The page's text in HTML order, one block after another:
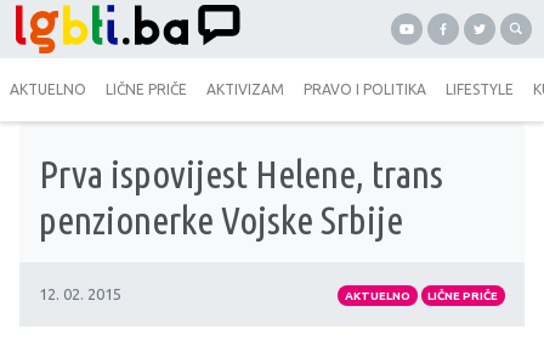
AKTUELNO LIČNE PRIČE AKTIVIZAM PRAVO I POLITIKA LIFESTYLE
Prva ispovijest Helene, trans
penzionerke Vojske Srbije
12. 02. 2015 AKTUELNO LIČNE PRIČE